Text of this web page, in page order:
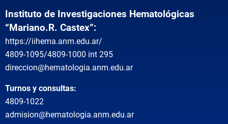
Instituto de Investigaciones Hematológicas
“Mariano.R. Castex”:
https://iihema.anm.edu.ar/
4809-1095/4809-1000 int 295
direccion@hematologia.anm.edu.ar
Turnos y consultas:
4809-1022
admision@hematologia.anm.edu.ar